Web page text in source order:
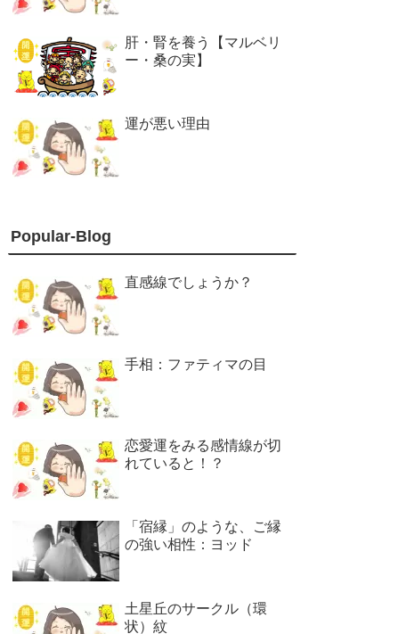
肝・腎を養う【マルベリ
ー・桑の実】
運が悪い理由
Popular-Blog
直感線でしょうか？
手相：ファティマの目
恋愛運をみる感情線が切
れていると！？
「宿縁」のような、ご縁
の強い相性：ヨッド
土星丘のサークル（環
状）紋